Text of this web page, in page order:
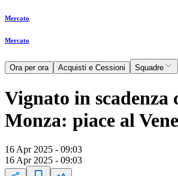
Mercato
Mercato
Ora per ora Acquisti e Cessioni Squadre
Vignato in scadenza
Monza: piace al
16 Apr 2025 - 09:03
16 Apr 2025 - 09:03